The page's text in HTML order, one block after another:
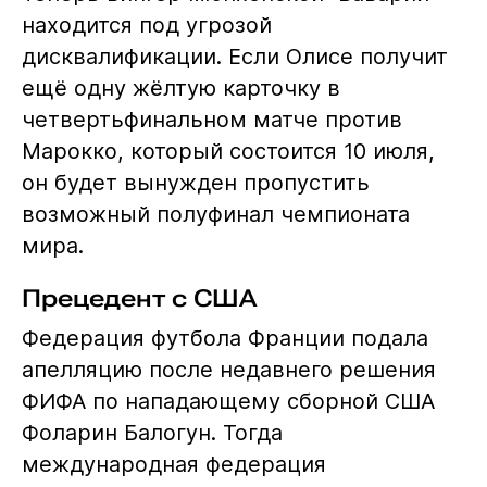
находится под угрозой
дисквалификации. Если Олисе получит
ещё одну жёлтую карточку в
четвертьфинальном матче против
Марокко, который состоится 10 июля,
он будет вынужден пропустить
возможный полуфинал чемпионата
мира.
Прецедент с США
Федерация футбола Франции подала
апелляцию после недавнего решения
ФИФА по нападающему сборной США
Фоларин Балогун. Тогда
международная федерация